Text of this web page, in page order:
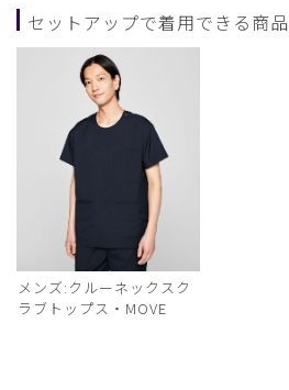
セットアップで着用できる商品
メンズ:クルーネックスク
ラブトップス・MOVE